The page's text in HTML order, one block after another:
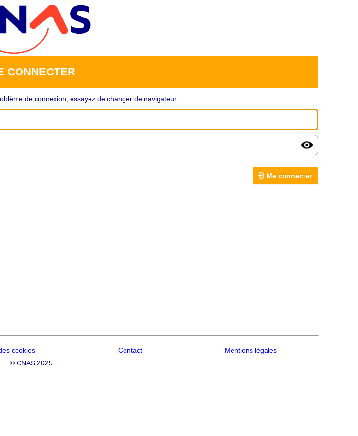
CONNECTER
de connexion, essayez de changer de navigateur.
Me connecter
cookies Contact
Mentions légales
© CNAS 2025